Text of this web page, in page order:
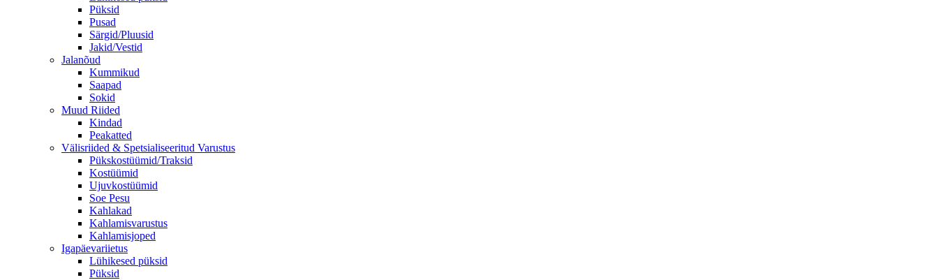
Püksid
Pusad
Särgid/Pluusid
Jakid/Vestid
Jalanõud
Kummikud
Saapad
Sokid
Muud Riided
Kindad
Peakatted
Välisriided & Spetsialiseeritud Varustus
Pükskostüümid/Traksid
Kostüümid
Ujuvkostüümid
Soe Pesu
Kahlakad
Kahlamisvarustus
Kahlamisjoped
Igapäevariietus
Lühikesed püksid
Püksid